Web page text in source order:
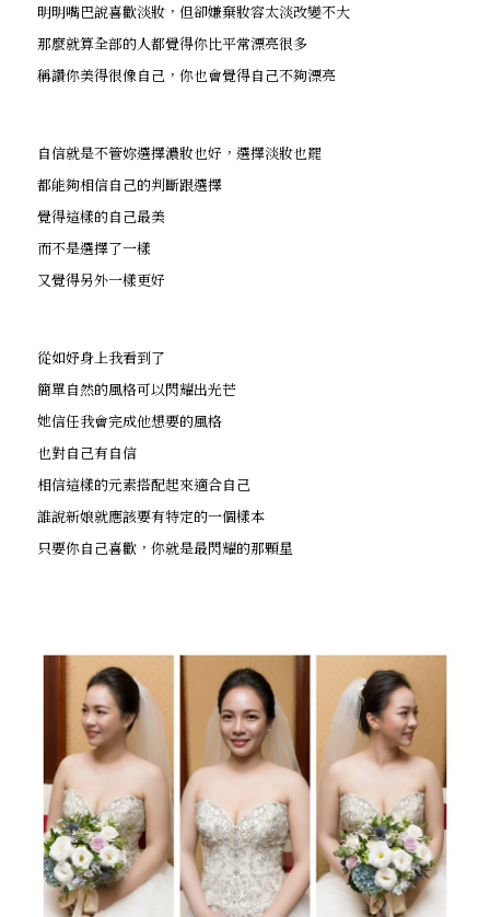
明明嘴巴說喜歡淡妝，但卻嫌棄妝容太淡改變不大
那麼就算全部的人都覺得你比平常漂亮很多
稱讚你美得很像自己，你也會覺得自己不夠漂亮
自信就是不管妳選擇濃妝也好，選擇淡妝也罷
都能夠相信自己的判斷跟選擇
覺得這樣的自己最美
而不是選擇了一樣
又覺得另外一樣更好
從如妤身上我看到了
簡單自然的風格可以閃耀出光芒
她信任我會完成他想要的風格
也對自己有自信
相信這樣的元素搭配起來適合自己
誰說新娘就應該要有特定的一個樣本
只要你自己喜歡，你就是最閃耀的那顆星